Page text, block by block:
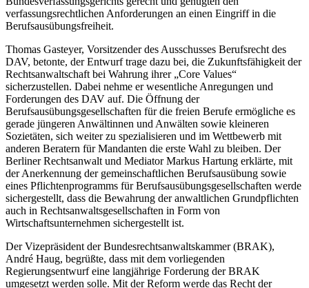
verfassungsrechtlichen Anforderungen an einen Eingriff in die
Berufsausübungsfreiheit.
Thomas Gasteyer, Vorsitzender des Ausschusses Berufsrecht des
DAV, betonte, der Entwurf trage dazu bei, die Zukunftsfähigkeit der
Rechtsanwaltschaft bei Wahrung ihrer „Core Values“
sicherzustellen. Dabei nehme er wesentliche Anregungen und
Forderungen des DAV auf. Die Öffnung der
Berufsausübungsgesellschaften für die freien Berufe ermögliche es
gerade jüngeren Anwältinnen und Anwälten sowie kleineren
Sozietäten, sich weiter zu spezialisieren und im Wettbewerb mit
anderen Beratern für Mandanten die erste Wahl zu bleiben. Der
Berliner Rechtsanwalt und Mediator Markus Hartung erklärte, mit
der Anerkennung der gemeinschaftlichen Berufsausübung sowie
eines Pflichtenprogramms für Berufsausübungsgesellschaften werde
sichergestellt, dass die Bewahrung der anwaltlichen Grundpflichten
auch in Rechtsanwaltsgesellschaften in Form von
Wirtschaftsunternehmen sichergestellt ist.
Der Vizepräsident der Bundesrechtsanwaltskammer (BRAK),
André Haug, begrüßte, dass mit dem vorliegenden
Regierungsentwurf eine langjährige Forderung der BRAK
umgesetzt werden solle. Mit der Reform werde das Recht der